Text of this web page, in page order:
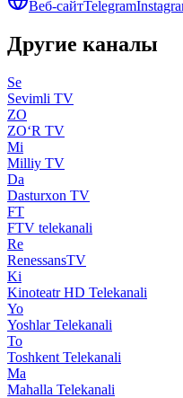
Веб-сайтTelegram
Другие каналы
Se
Sevimli TV
ZO
ZO‘R TV
Mi
Milliy TV
Da
Dasturxon TV
FT
FTV telekanali
Re
RenessansTV
Ki
Kinoteatr HD Telekanali
Yo
Yoshlar Telekanali
To
Toshkent Telekanali
Ma
Mahalla Telekanali